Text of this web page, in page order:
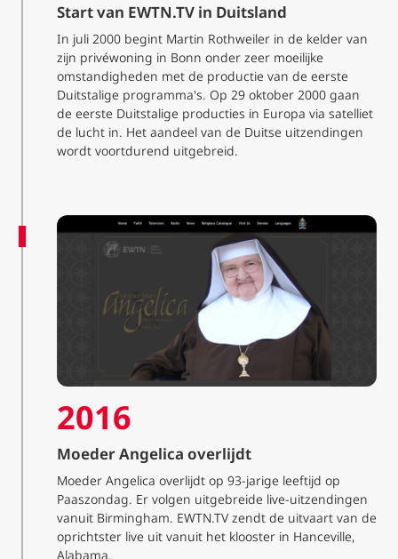
Start van EWTN.TV in Duitsland
In juli 2000 begint Martin Rothweiler in de kelder van
zijn privéwoning in Bonn onder zeer moeilijke
omstandigheden met de productie van de eerste
Duitstalige programma's. Op 29 oktober 2000 gaan
de eerste Duitstalige producties in Europa via satelliet
de lucht in. Het aandeel van de Duitse uitzendingen
wordt voortdurend uitgebreid.
2016
Moeder Angelica overlijdt
Moeder Angelica overlijdt op 93-jarige leeftijd op
Paaszondag. Er volgen uitgebreide live-uitzendingen
vanuit Birmingham. EWTN.TV zendt de uitvaart van de
oprichtster live uit vanuit het klooster in Hanceville,
Alabama.